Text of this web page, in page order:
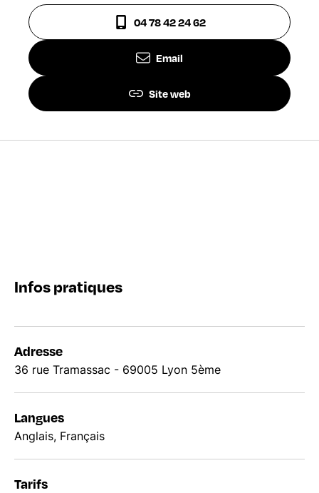
04 78 42 24 62
Email
Site web
Infos pratiques
Adresse
36 rue Tramassac - 69005 Lyon 5ème
Langues
Anglais, Français
Tarifs